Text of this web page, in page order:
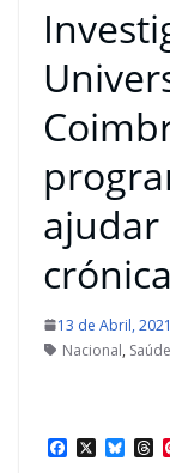
ajudar
crónica
13 de Abril, 2021
Nacional, Saúde
a
X B T
h